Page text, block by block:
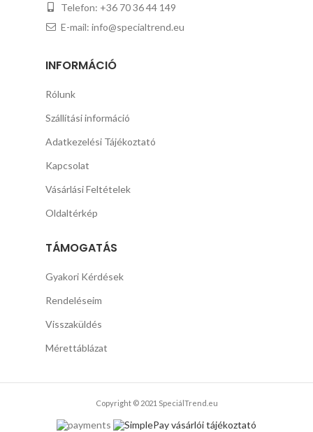
Telefon: +36 70 36 44 149
E-mail: info@specialtrend.eu
INFORMÁCIÓ
Rólunk
Szállítási információ
Adatkezelési Tájékoztató
Kapcsolat
Vásárlási Feltételek
Oldaltérkép
TÁMOGATÁS
Gyakori Kérdések
Rendeléseim
Visszaküldés
Mérettáblázat
Copyright © 2021 SpeciálTrend.eu